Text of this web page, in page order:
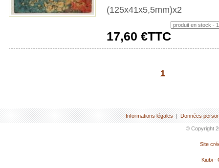
(125x41x5,5mm)x2
17,60 €TTC
1
Informations légales | Données
© Copyright
Site
Kiubi -